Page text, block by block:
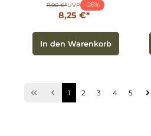
11,00 €*UVP -25%
8,25 €*
In den Warenkorb
1 2 3 4 5